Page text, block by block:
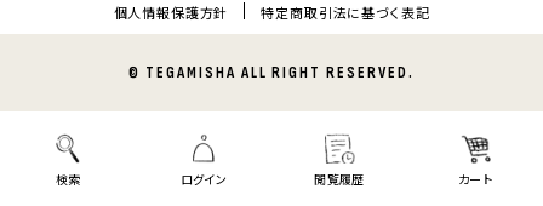
個人情報保護方針 特定商取引法に基づく表記
© TEGAMISHA ALL RIGHT RESERVED.